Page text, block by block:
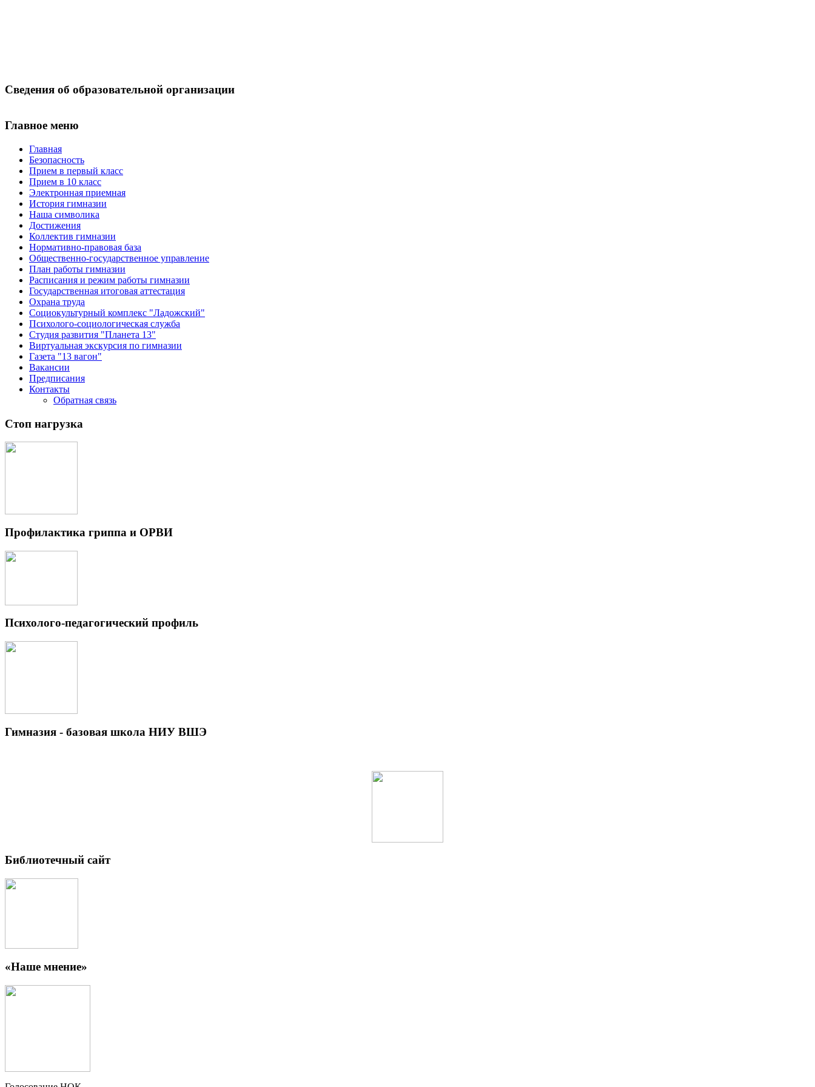
Сведения об образовательной организации
Главное меню
Главная
Безопасность
Прием в первый класс
Прием в 10 класс
Электронная приемная
История гимназии
Наша символика
Достижения
Коллектив гимназии
Нормативно-правовая база
Общественно-государственное управление
План работы гимназии
Расписания и режим работы гимназии
Государственная итоговая аттестация
Охрана труда
Социокультурный комплекс "Ладожский"
Психолого-социологическая служба
Студия развития "Планета 13"
Виртуальная экскурсия по гимназии
Газета "13 вагон"
Вакансии
Предписания
Контакты
Обратная связь
Стоп нагрузка
Профилактика гриппа и ОРВИ
Психолого-педагогический профиль
Гимназия - базовая школа НИУ ВШЭ
Библиотечный сайт
«Наше мнение»